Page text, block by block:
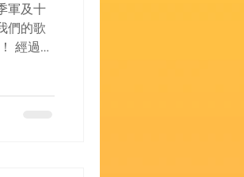
軍及十
們的歌
經過激